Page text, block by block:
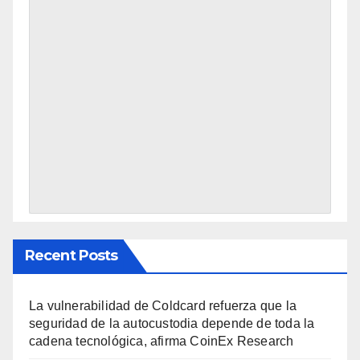
Recent Posts
La vulnerabilidad de Coldcard refuerza que la
seguridad de la autocustodia depende de toda la
cadena tecnológica, afirma CoinEx Research